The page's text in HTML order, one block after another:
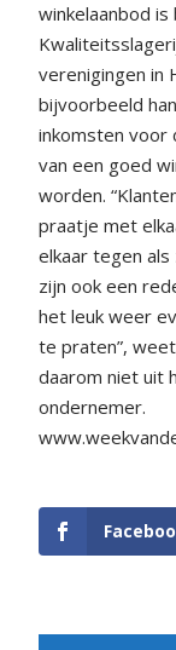
winkelaanbod
verenigingen in
bijvoorbeeld
inkomsten voor
van een goed
worden.
praatje met
elkaar tegen als
zijn ook een
het leuk weer
te praten”,
daarom niet uit
ondernemer.